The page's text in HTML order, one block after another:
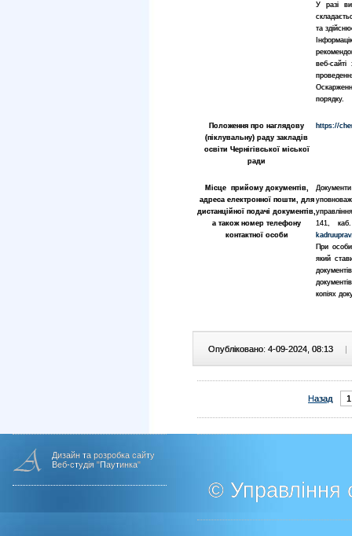
У разі
та
веб-
порядку.
Положення про наглядову
(піклувальну) раду закладів
освіти Чернігівської міської
ради
https://
Місце прийому документів,
адреса електронної пошти, для
дистанційної подачі документів,
а також номер телефону
контактної особи
Документи
141,
При
який
копіях
Опубліковано: 4-09-2024, 08:13 |
Назад 1
Дизайн та розробка сайту
Веб-студія "Паутинка"
© Управління